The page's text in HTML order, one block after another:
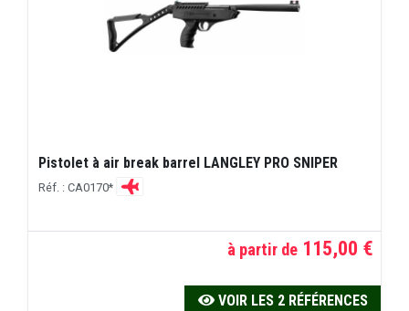
Pistolet à air break barrel LANGLEY PRO SNIPER
Réf. : CA0170*
à partir de 115,00 €
VOIR LES 2 RÉFÉRENCES